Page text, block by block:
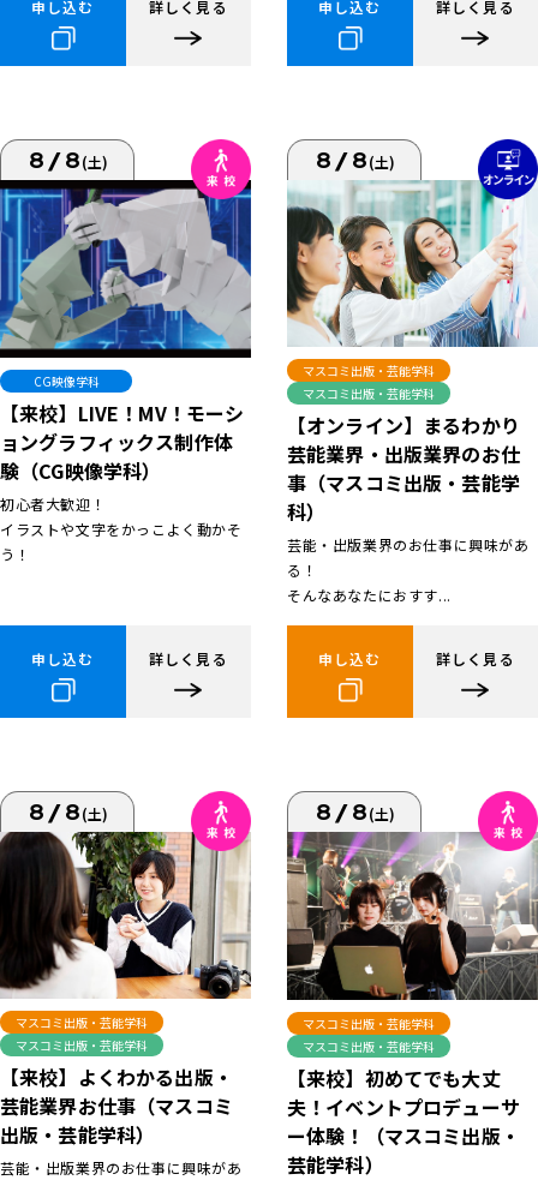
申し込む 詳しく見る 申し込む 詳しく見る
8/8(土)
CG映像学科
【来校】LIVE！MV！モーシ
ョングラフィックス制作体
験（CG映像学科）
初心者大歓迎！
イラストや文字をかっこよく動かそ
う！
申し込む 詳しく見る
8/8(土)
マスコミ出版・芸能学科
マスコミ出版・芸能学科
【オンライン】まるわかり
芸能業界・出版業界のお仕
事（マスコミ出版・芸能学
科）
芸能・出版業界のお仕事に興味があ
る！
そんなあなたにおすす...
申し込む 詳しく見る
8/8(土)
マスコミ出版・芸能学科
マスコミ出版・芸能学科
【来校】よくわかる出版・
芸能業界お仕事（マスコミ
出版・芸能学科）
芸能・出版業界のお仕事に興味があ
8/8(土)
マスコミ出版・芸能学科
マスコミ出版・芸能学科
【来校】初めてでも大丈
夫！イベントプロデューサ
ー体験！（マスコミ出版・
芸能学科）